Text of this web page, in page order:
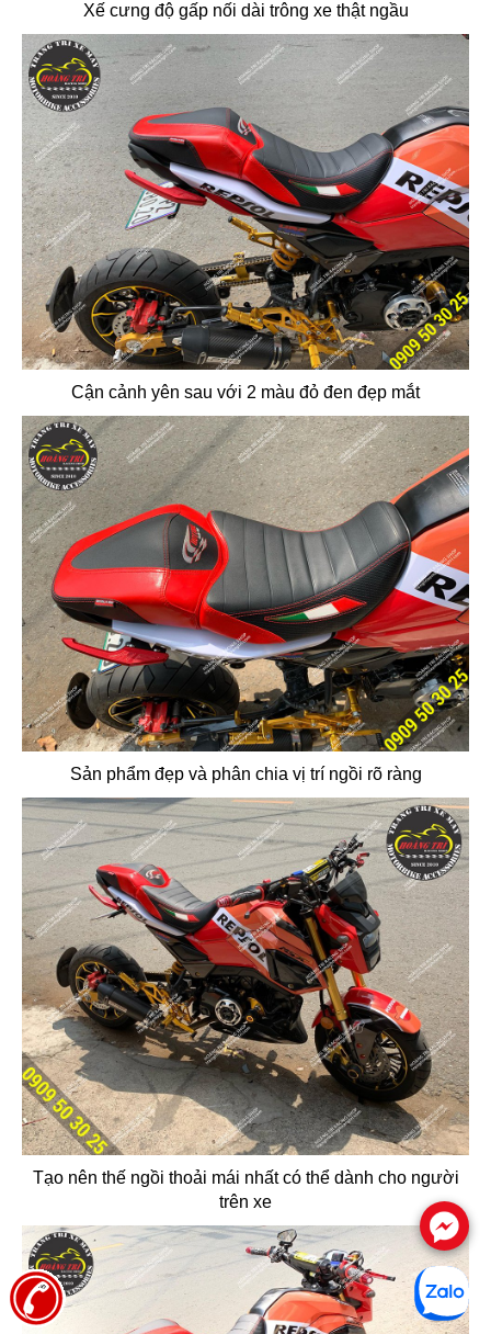
Xế cưng độ gấp nối dài trông xe thật ngầu
Cận cảnh yên sau với 2 màu đỏ đen đẹp mắt
Sản phẩm đẹp và phân chia vị trí ngồi rõ ràng
Tạo nên thế ngồi thoải mái nhất có thể dành cho người
trên xe
.